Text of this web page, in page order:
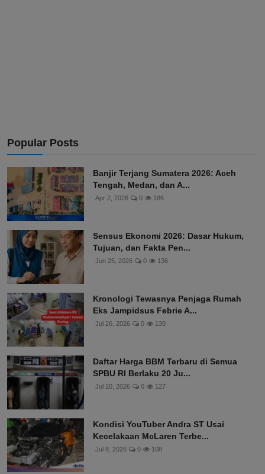
Popular Posts
Banjir Terjang Sumatera 2026: Aceh
Tengah, Medan, dan A...
Apr 2, 2026 0 186
Sensus Ekonomi 2026: Dasar Hukum,
Tujuan, dan Fakta Pen...
Jun 25, 2026 0 136
Kronologi Tewasnya Penjaga Rumah
Eks Jampidsus Febrie A...
Jul 26, 2026 0 130
Daftar Harga BBM Terbaru di Semua
SPBU RI Berlaku 20 Ju...
Jul 20, 2026 0 127
Kondisi YouTuber Andra ST Usai
Kecelakaan McLaren Terbe...
Jul 8, 2026 0 108